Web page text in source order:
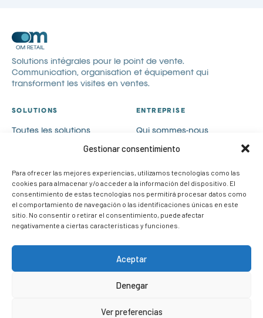
Gestionar consentimiento
Para ofrecer las mejores experiencias, utilizamos tecnologías como las
cookies para almacenar y/o acceder a la información del dispositivo. El
consentimiento de estas tecnologías nos permitirá procesar datos como
el comportamiento de navegación o las identificaciones únicas en este
sitio. No consentir o retirar el consentimiento, puede afectar
negativamente a ciertas características y funciones.
Aceptar
Denegar
Ver preferencias
Solutions intégrales pour le point de vente.
Communication, organisation et équipement qui
transforment les visites en ventes.
SOLUTIONS
Toutes les solutions
Communication visuelle
PLV
Cas de succès
ENTREPRISE
Qui sommes-nous
Catalogues
Contact
Rejoignez-nous
CONTACT
+34 914 990 980
© 2026 OM Retail. Tous droits réservés.